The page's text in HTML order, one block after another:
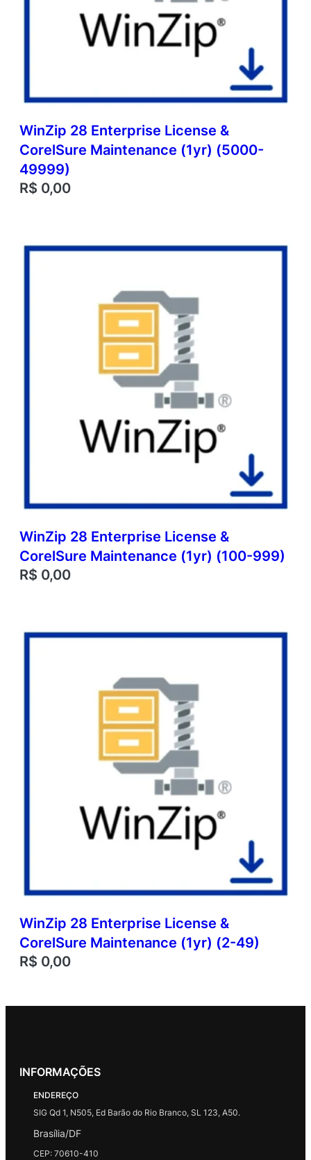
WinZip 28 Enterprise License &
CorelSure Maintenance (1yr) (5000-
49999)
R$ 0,00
WinZip 28 Enterprise License &
CorelSure Maintenance (1yr) (100-999)
R$ 0,00
WinZip 28 Enterprise License &
CorelSure Maintenance (1yr) (2-49)
R$ 0,00
INFORMAÇÕES
ENDEREÇO
SIG Qd 1, N505, Ed Barão do Rio Branco, SL 123, A50.
Brasília/DF
CEP: 70610-410